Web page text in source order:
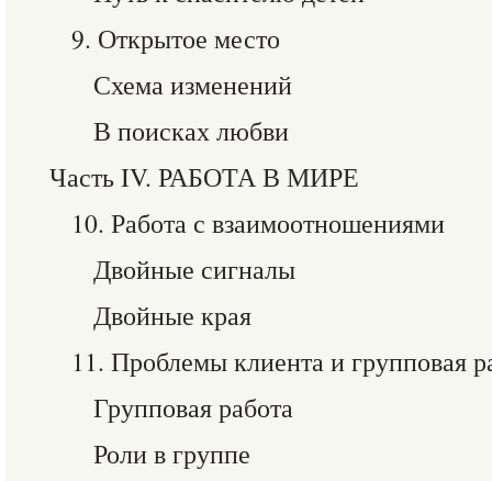
9. Открытое место
Схема изменений
В поисках любви
Часть IV. РАБОТА В МИРЕ
10. Работа с взаимоотношениями
Двойные сигналы
Двойные края
11. Проблемы клиента и групповая
Групповая работа
Роли в группе